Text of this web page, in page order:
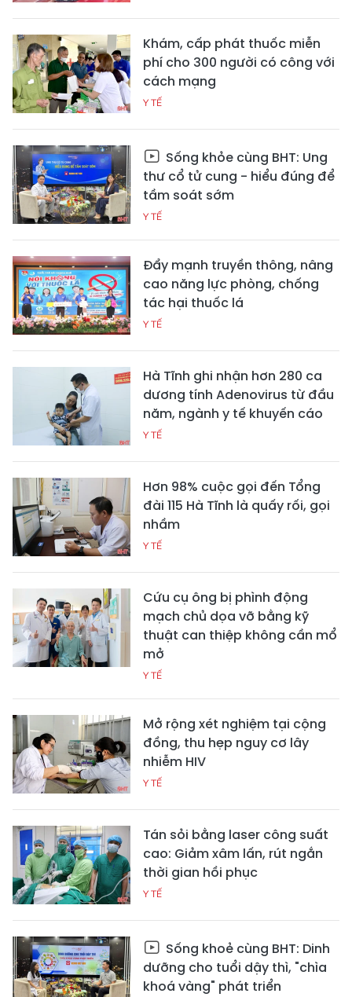
Khám, cấp phát thuốc miễn
phí cho 300 người có công với
cách mạng
Y TẾ
Sống khỏe cùng BHT: Ung
thư cổ tử cung - hiểu đúng để
tầm soát sớm
Y TẾ
Đẩy mạnh truyền thông, nâng
cao năng lực phòng, chống
tác hại thuốc lá
Y TẾ
Hà Tĩnh ghi nhận hơn 280 ca
dương tính Adenovirus từ đầu
năm, ngành y tế khuyến cáo
Y TẾ
Hơn 98% cuộc gọi đến Tổng
đài 115 Hà Tĩnh là quấy rối, gọi
nhầm
Y TẾ
Cứu cụ ông bị phình động
mạch chủ dọa vỡ bằng kỹ
thuật can thiệp không cần mổ
mở
Y TẾ
Mở rộng xét nghiệm tại cộng
đồng, thu hẹp nguy cơ lây
nhiễm HIV
Y TẾ
Tán sỏi bằng laser công suất
cao: Giảm xâm lấn, rút ngắn
thời gian hồi phục
Y TẾ
Sống khoẻ cùng BHT: Dinh
dưỡng cho tuổi dậy thì, "chìa
khoá vàng" phát triển